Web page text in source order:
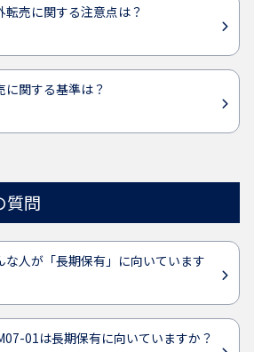
転売に関する注意点は？
に関する基準は？
質問
な人が「長期保有」に向いています
01は長期保有に向いていますか？